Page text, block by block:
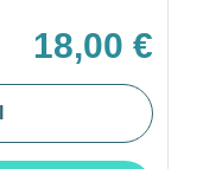
18,00 €